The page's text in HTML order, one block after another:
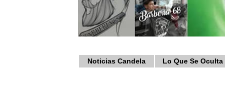
Noticias Candela Lo Que Se Oculta